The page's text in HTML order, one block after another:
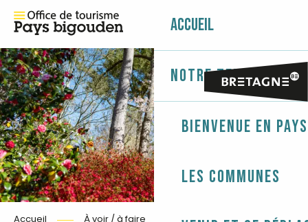
Accueil
Notre territoire
Bienvenue en
Les communes
Accueil À voir / à faire
Visites